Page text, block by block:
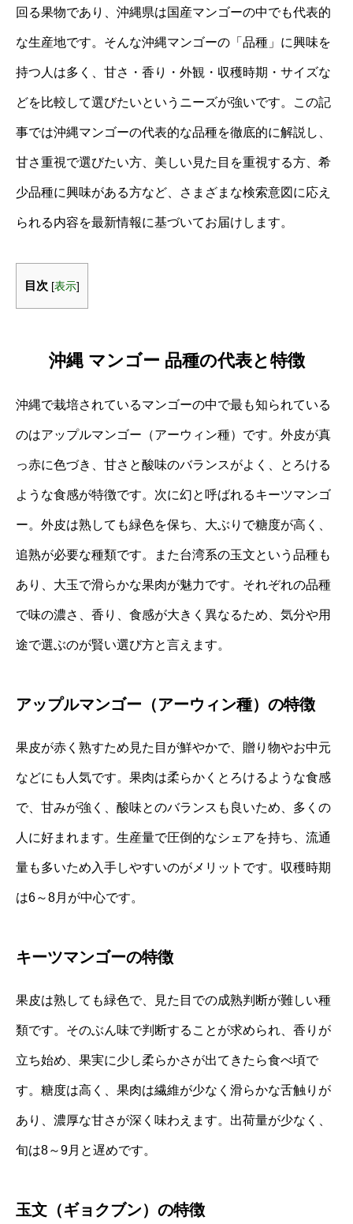
回る果物であり、沖縄県は国産マンゴーの中でも代表的
な生産地です。そんな沖縄マンゴーの「品種」に興味を
持つ人は多く、甘さ・香り・外観・収穫時期・サイズな
どを比較して選びたいというニーズが強いです。この記
事では沖縄マンゴーの代表的な品種を徹底的に解説し、
甘さ重視で選びたい方、美しい見た目を重視する方、希
少品種に興味がある方など、さまざまな検索意図に応え
られる内容を最新情報に基づいてお届けします。
目次 [表示]
沖縄 マンゴー 品種の代表と特徴
沖縄で栽培されているマンゴーの中で最も知られている
のはアップルマンゴー（アーウィン種）です。外皮が真
っ赤に色づき、甘さと酸味のバランスがよく、とろける
ような食感が特徴です。次に幻と呼ばれるキーツマンゴ
ー。外皮は熟しても緑色を保ち、大ぶりで糖度が高く、
追熟が必要な種類です。また台湾系の玉文という品種も
あり、大玉で滑らかな果肉が魅力です。それぞれの品種
で味の濃さ、香り、食感が大きく異なるため、気分や用
途で選ぶのが賢い選び方と言えます。
アップルマンゴー（アーウィン種）の特徴
果皮が赤く熟すため見た目が鮮やかで、贈り物やお中元
などにも人気です。果肉は柔らかくとろけるような食感
で、甘みが強く、酸味とのバランスも良いため、多くの
人に好まれます。生産量で圧倒的なシェアを持ち、流通
量も多いため入手しやすいのがメリットです。収穫時期
は6～8月が中心です。
キーツマンゴーの特徴
果皮は熟しても緑色で、見た目での成熟判断が難しい種
類です。そのぶん味で判断することが求められ、香りが
立ち始め、果実に少し柔らかさが出てきたら食べ頃で
す。糖度は高く、果肉は繊維が少なく滑らかな舌触りが
あり、濃厚な甘さが深く味わえます。出荷量が少なく、
旬は8～9月と遅めです。
玉文（ギョクブン）の特徴